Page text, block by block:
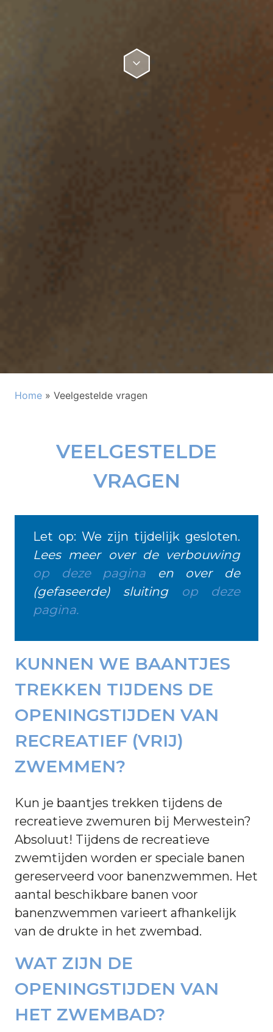
Home » Veelgestelde vragen
VEELGESTELDE
VRAGEN
Let op: We zijn tijdelijk gesloten.
Lees meer over de verbouwing
op deze pagina en over de
(gefaseerde) sluiting op deze
pagina.
KUNNEN WE BAANTJES
TREKKEN TIJDENS DE
OPENINGSTIJDEN VAN
RECREATIEF (VRIJ)
ZWEMMEN?
Kun je baantjes trekken tijdens de
recreatieve zwemuren bij Merwestein?
Absoluut! Tijdens de recreatieve
zwemtijden worden er speciale banen
gereserveerd voor banenzwemmen. Het
aantal beschikbare banen voor
banenzwemmen varieert afhankelijk
van de drukte in het zwembad.
WAT ZIJN DE
OPENINGSTIJDEN VAN
HET ZWEMBAD?